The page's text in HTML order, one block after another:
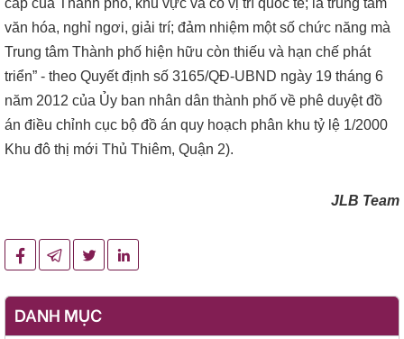
văn hóa, nghỉ ngơi, giải trí; đảm nhiệm một số chức năng mà
Trung tâm Thành phố hiện hữu còn thiếu và hạn chế phát
triển” - theo Quyết định số 3165/QĐ-UBND ngày 19 tháng 6
năm 2012 của Ủy ban nhân dân thành phố về phê duyệt đồ
án điều chỉnh cục bộ đồ án quy hoạch phân khu tỷ lệ 1/2000
Khu đô thị mới Thủ Thiêm, Quận 2).
JLB Team
DANH MỤC